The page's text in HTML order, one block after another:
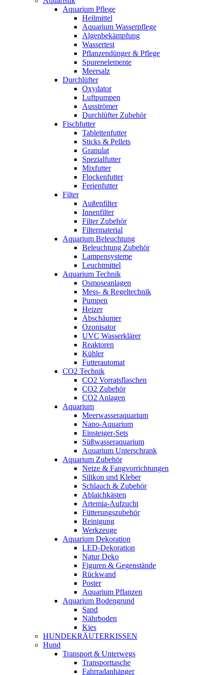
Aquarium Pflege
Heilmittel
Aquarium Wasserpflege
Algenbekämpfung
Wassertest
Pflanzendünger & Pflege
Spurenelemente
Meersalz
Durchlüfter
Oxydator
Luftpumpen
Ausströmer
Durchlüfter Zubehör
Fischfutter
Tablettenfutter
Sticks & Pellets
Granulat
Spezialfutter
Mixfutter
Flockenfutter
Ferienfutter
Filter
Außenfilter
Innenfilter
Filter Zubehör
Filtermaterial
Aquarium Beleuchtung
Beleuchtung Zubehör
Lampensysteme
Leuchtmittel
Aquarium Technik
Osmoseanlagen
Mess- & Regeltechnik
Pumpen
Heizer
Abschäumer
Ozonisator
UVC Wasserklärer
Reaktoren
Kühler
Futterautomat
CO2 Technik
CO2 Vorratsflaschen
CO2 Zubehör
CO2 Anlagen
Aquarium
Meerwasseraquarium
Nano-Aquarium
Einsteiger-Sets
Süßwasseraquarium
Aquarium Unterschrank
Aquarium Zubehör
Netze & Fangvorrichtungen
Silikon und Kleber
Schlauch & Zubehör
Ablaichkästen
Artemia-Aufzucht
Fütterungszubehör
Reinigung
Werkzeuge
Aquarium Dekoration
LED-Dekoration
Natur Deko
Figuren & Gegenstände
Rückwand
Poster
Aquarium Pflanzen
Aquarium Bodengrund
Sand
Nährboden
Kies
HUNDEKRÄUTERKISSEN
Hund
Transport & Unterwegs
Transporttasche
Fahrradanhänger